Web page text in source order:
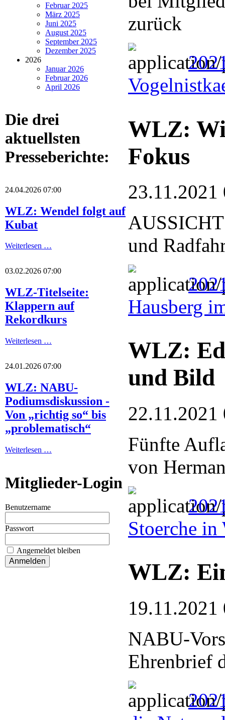
Februar 2025
März 2025
Juni 2025
August 2025
September 2025
Dezember 2025
2026
Januar 2026
Februar 2026
April 2026
Die drei
aktuellsten
Presseberichte:
24.04.2026 07:00
WLZ: Wendel folgt auf
Kubat
Weiterlesen …
03.02.2026 07:00
WLZ-Titelseite:
Klappern auf
Rekordkurs
Weiterlesen …
24.01.2026 07:00
WLZ: NABU-
Podiumsdiskussion -
Von „richtig so“ bis
„problematisch“
Weiterlesen …
Mitglieder-Login
Benutzername
Passwort
Angemeldet bleiben
zurück
WLZ:
Fokus
23.11.2021
und
Hausberg
WLZ:
und Bild
22.11.2021
Fünfte
von
Stoerche
WLZ:
19.11.2021
NABU-
Ehrenbrief